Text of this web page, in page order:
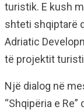
turistik. E kush
shteti shqiptarë
Adriatic
të projektit
Një dialog në
“Shqipëria e